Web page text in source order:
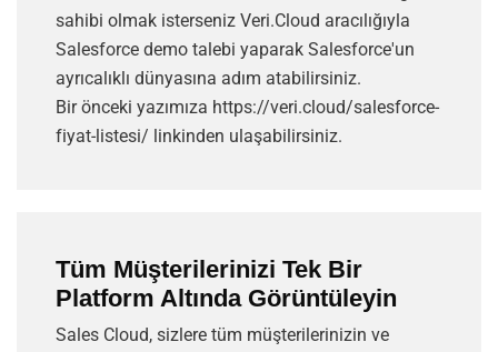
sahibi olmak isterseniz Veri.Cloud aracılığıyla
Salesforce demo talebi yaparak Salesforce'un
ayrıcalıklı dünyasına adım atabilirsiniz.
Bir önceki yazımıza https://veri.cloud/salesforce-
fiyat-listesi/ linkinden ulaşabilirsiniz.
Tüm Müşterilerinizi Tek Bir
Platform Altında Görüntüleyin
Sales Cloud, sizlere tüm müşterilerinizin ve